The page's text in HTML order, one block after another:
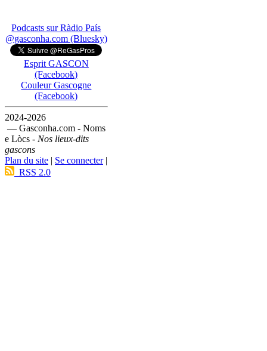
Podcasts sur Ràdio País
@gasconha.com (Bluesky)
Esprit GASCON
(Facebook)
Couleur Gascogne
(Facebook)
2024-2026
— Gasconha.com - Noms
e Lòcs - Nos lieux-dits
gascons
Plan du site | Se connecter|
RSS 2.0